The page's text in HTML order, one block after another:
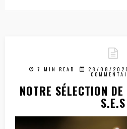
7 MIN READ 28/08/
NOTRE SÉLECTION
S.E.S